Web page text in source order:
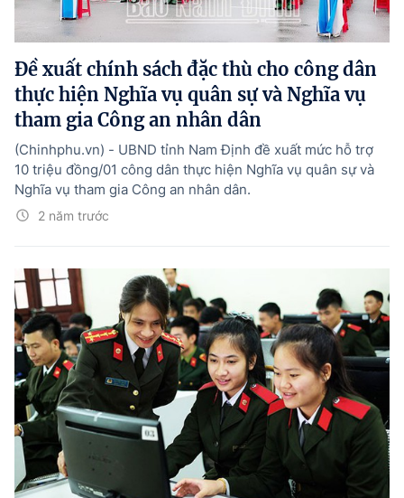
Đề xuất chính sách đặc thù cho công dân
thực hiện Nghĩa vụ quân sự và Nghĩa vụ
tham gia Công an nhân dân
2 năm trước
(Chinhphu.vn) - UBND tỉnh Nam Định đề xuất mức hỗ trợ
10 triệu đồng/01 công dân thực hiện Nghĩa vụ quân sự và
Nghĩa vụ tham gia Công an nhân dân.